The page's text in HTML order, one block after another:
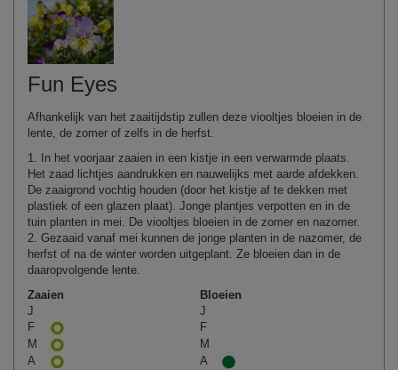
Fun Eyes
Afhankelijk van het zaaitijdstip zullen deze viooltjes bloeien in de
lente, de zomer of zelfs in de herfst.
1. In het voorjaar zaaien in een kistje in een verwarmde plaats.
Het zaad lichtjes aandrukken en nauwelijks met aarde afdekken.
De zaaigrond vochtig houden (door het kistje af te dekken met
plastiek of een glazen plaat). Jonge plantjes verpotten en in de
tuin planten in mei. De viooltjes bloeien in de zomer en nazomer.
2. Gezaaid vanaf mei kunnen de jonge planten in de nazomer, de
herfst of na de winter worden uitgeplant. Ze bloeien dan in de
daaropvolgende lente.
Zaaien
Bloeien
J
J
F
F
M
M
A
A